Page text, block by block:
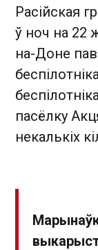
Расійская
ў ноч на 22
на-Доне
пасёлку
некалькіх